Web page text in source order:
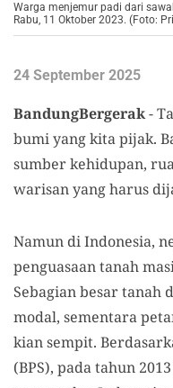
Warga menjemur padi dari
Rabu, 11 Oktober 2023. (Foto:
24 September 2025
BandungBergerak-
bumi yang kita pijak.
sumber kehidupan,
warisan yang harus
Namun di Indonesia,
penguasaan tanah
Sebagian besar tanah
modal, sementara
kian sempit.
(BPS), pada tahun